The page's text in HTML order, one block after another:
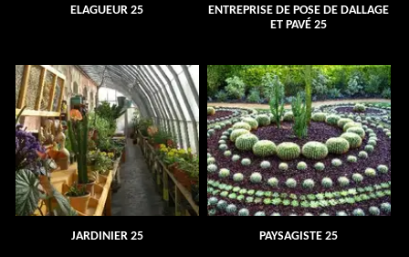
ELAGUEUR 25
ENTREPRISE DE POSE DE DALLAGE
ET PAVÉ 25
JARDINIER 25 PAYSAGISTE 25